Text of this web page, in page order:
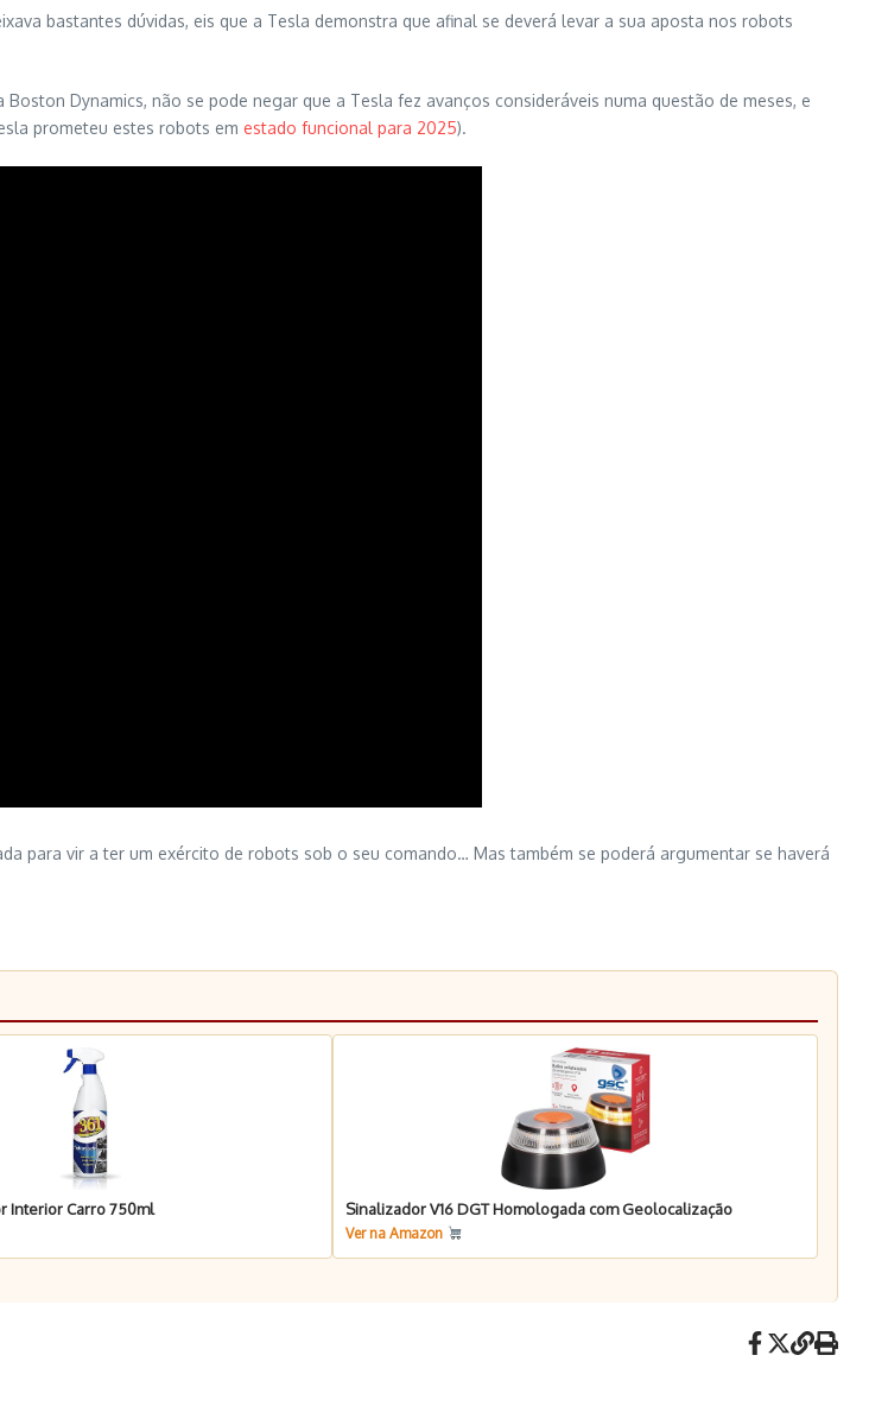
bastantes dúvidas, eis que a Tesla demonstra que afinal se deverá levar a sua aposta nos robots
Dynamics, não se pode negar que a Tesla fez avanços consideráveis numa questão de meses, e
prometeu estes robots em estado funcional para 2025).
para vir a ter um exército de robots sob o seu comando… Mas também se poderá argumentar se haverá
Interior Carro 750ml Sinalizador V16 DGT Homologada com Geolocalização
Ver na Amazon